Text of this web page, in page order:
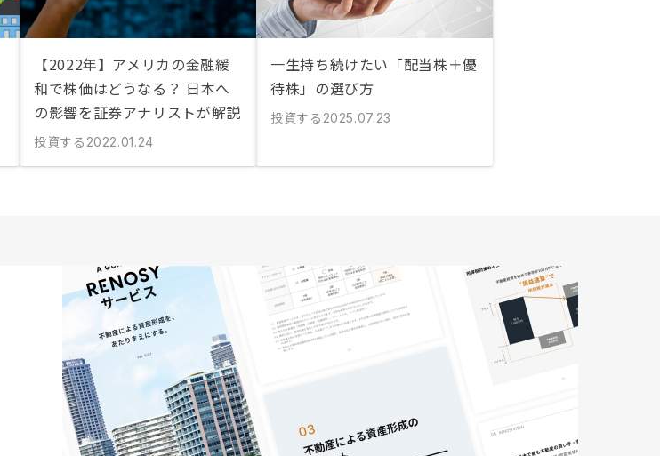
【2022年】アメリカの金融緩
和で株価はどうなる？ 日本へ
の影響を証券アナリストが解説
投資する 2022.01.24
一生持ち続けたい「配当株＋優
待株」の選び方
投資する 2025.07.23